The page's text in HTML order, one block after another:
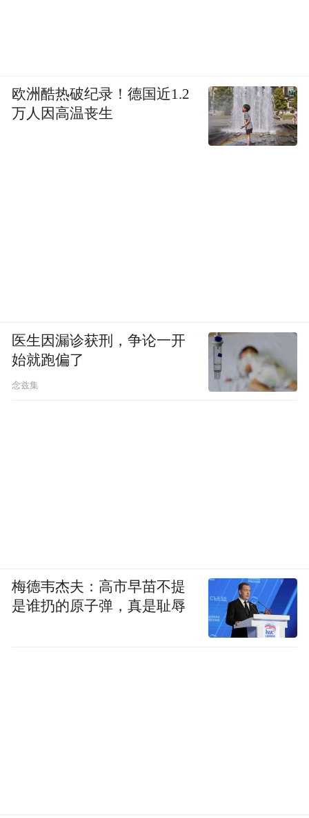
欧洲酷热破纪录！德国近1.2
万人因高温丧生
医生因漏诊获刑，争论一开
始就跑偏了
念兹集
梅德韦杰夫：高市早苗不提
是谁扔的原子弹，真是耻辱